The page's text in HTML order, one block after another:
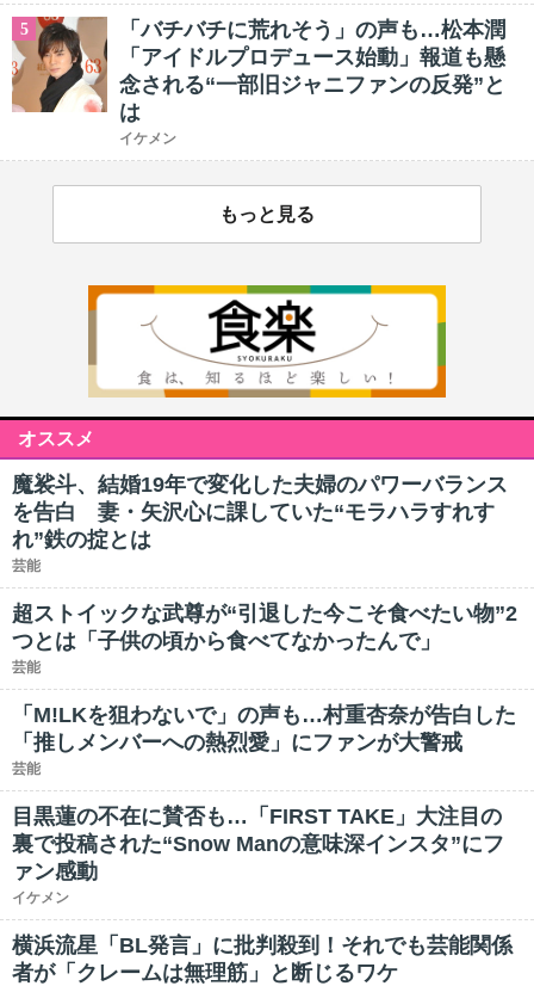
5
「バチバチに荒れそう」の声も…松本潤
「アイドルプロデュース始動」報道も懸
念される“一部旧ジャニファンの反発”と
は
イケメン
もっと見る
オススメ
魔裟斗、結婚19年で変化した夫婦のパワーバランス
を告白 妻・矢沢心に課していた“モラハラすれす
れ”鉄の掟とは
芸能
超ストイックな武尊が“引退した今こそ食べたい物”2
つとは「子供の頃から食べてなかったんで」
芸能
「M!LKを狙わないで」の声も…村重杏奈が告白した
「推しメンバーへの熱烈愛」にファンが大警戒
芸能
目黒蓮の不在に賛否も…「FIRST TAKE」大注目の
裏で投稿された“Snow Manの意味深インスタ”にフ
ァン感動
イケメン
横浜流星「BL発言」に批判殺到！それでも芸能関係
者が「クレームは無理筋」と断じるワケ